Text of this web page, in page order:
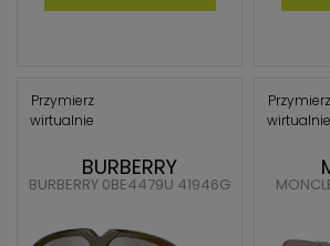
Przymierz
wirtualnie
BURBERRY
BURBERRY 0BE4479U 41946G
Przymierz
wirtualnie